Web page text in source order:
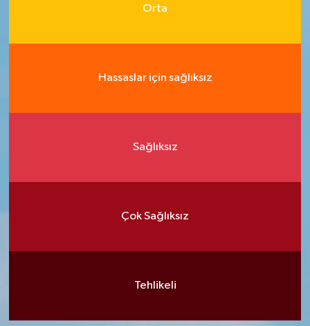
Orta
Hassaslar için sağlıksız
Sağlıksız
Çok Sağlıksız
Tehlikeli